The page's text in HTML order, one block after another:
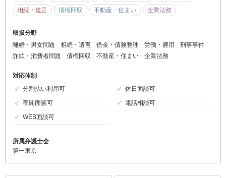
相続・遺言
債権回収 不動産・住まい 企業法務
取扱分野
離婚・男女問題
相続・遺言 借金・債務整理 労働・雇用
刑事事件
詐欺・消費者問題
債権回収 不動産・住まい 企業法務
対応体制
分割払い利用可
休日面談可
夜間面談可
電話相談可
WEB面談可
所属弁護士会
第一東京